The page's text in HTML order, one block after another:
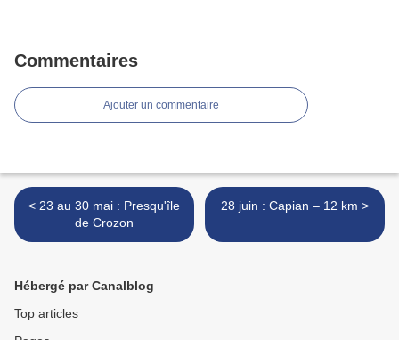
Commentaires
Ajouter un commentaire
< 23 au 30 mai : Presqu'île
de Crozon
28 juin : Capian – 12 km >
Hébergé par Canalblog
Top articles